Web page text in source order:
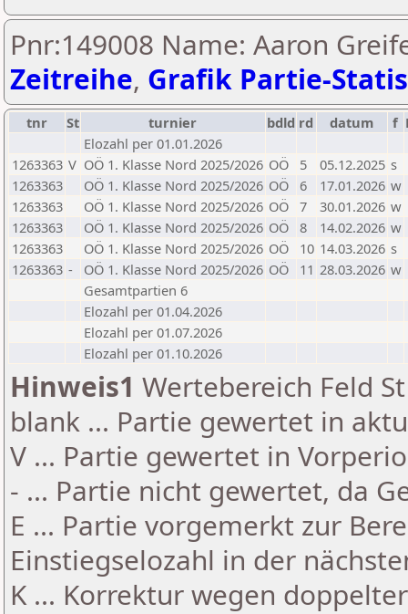
Pnr:149008 Name: Aaron
Zeitreihe, Grafik Partie-
tnr St turnier bdld rd datum f
Elozahl per 01.01.2026
1263363 V OÖ 1. Klasse Nord 2025/2026 OÖ 5 05.12.2025 s
1263363
OÖ 1. Klasse Nord 2025/2026 OÖ 6 17.01.2026 w
1263363
OÖ 1. Klasse Nord 2025/2026 OÖ 7 30.01.2026 w
1263363
OÖ 1. Klasse Nord 2025/2026 OÖ 8 14.02.2026 w
1263363
OÖ 1. Klasse Nord 2025/2026 OÖ 10 14.03.2026 s
1263363 - OÖ 1. Klasse Nord 2025/2026 OÖ 11 28.03.2026 w
Gesamtpartien 6
Elozahl per 01.04.2026
Elozahl per 01.07.2026
Elozahl per 01.10.2026
Hinweis1 Wertebereich Feld
blank ... Partie gewertet in
V ... Partie gewertet in
- ... Partie nicht gewertet, da
E ... Partie vorgemerkt zur
Einstiegselozahl in der
K ... Korrektur wegen